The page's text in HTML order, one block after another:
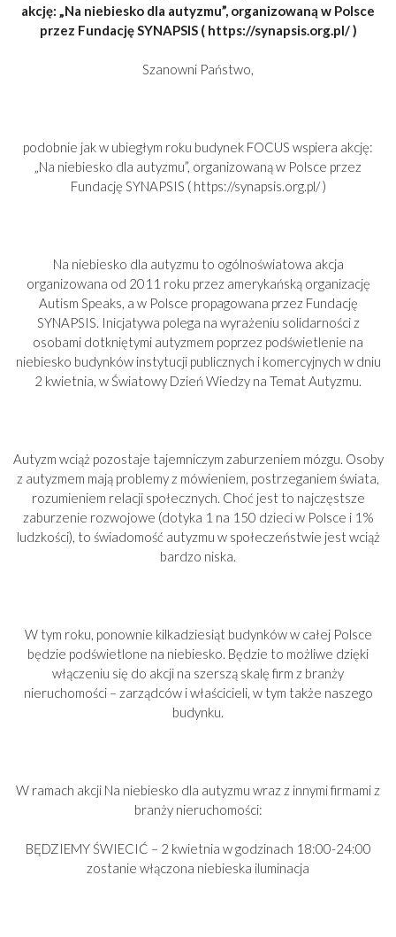
akcję: „Na niebiesko dla autyzmu”, organizowaną w Polsce
przez Fundację SYNAPSIS ( https://synapsis.org.pl/ )
Szanowni Państwo,
podobnie jak w ubiegłym roku budynek FOCUS wspiera akcję:
„Na niebiesko dla autyzmu”, organizowaną w Polsce przez
Fundację SYNAPSIS ( https://synapsis.org.pl/ )
Na niebiesko dla autyzmu to ogólnoświatowa akcja
organizowana od 2011 roku przez amerykańską organizację
Autism Speaks, a w Polsce propagowana przez Fundację
SYNAPSIS. Inicjatywa polega na wyrażeniu solidarności z
osobami dotkniętymi autyzmem poprzez podświetlenie na
niebiesko budynków instytucji publicznych i komercyjnych w dniu
2 kwietnia, w Światowy Dzień Wiedzy na Temat Autyzmu.
Autyzm wciąż pozostaje tajemniczym zaburzeniem mózgu. Osoby
z autyzmem mają problemy z mówieniem, postrzeganiem świata,
rozumieniem relacji społecznych. Choć jest to najczęstsze
zaburzenie rozwojowe (dotyka 1 na 150 dzieci w Polsce i 1%
ludzkości), to świadomość autyzmu w społeczeństwie jest wciąż
bardzo niska.
W tym roku, ponownie kilkadziesiąt budynków w całej Polsce
będzie podświetlone na niebiesko. Będzie to możliwe dzięki
włączeniu się do akcji na szerszą skalę firm z branży
nieruchomości – zarządców i właścicieli, w tym także naszego
budynku.
W ramach akcji Na niebiesko dla autyzmu wraz z innymi firmami z
branży nieruchomości:
BĘDZIEMY ŚWIECIĆ – 2 kwietnia w godzinach 18:00-24:00
zostanie włączona niebieska iluminacja